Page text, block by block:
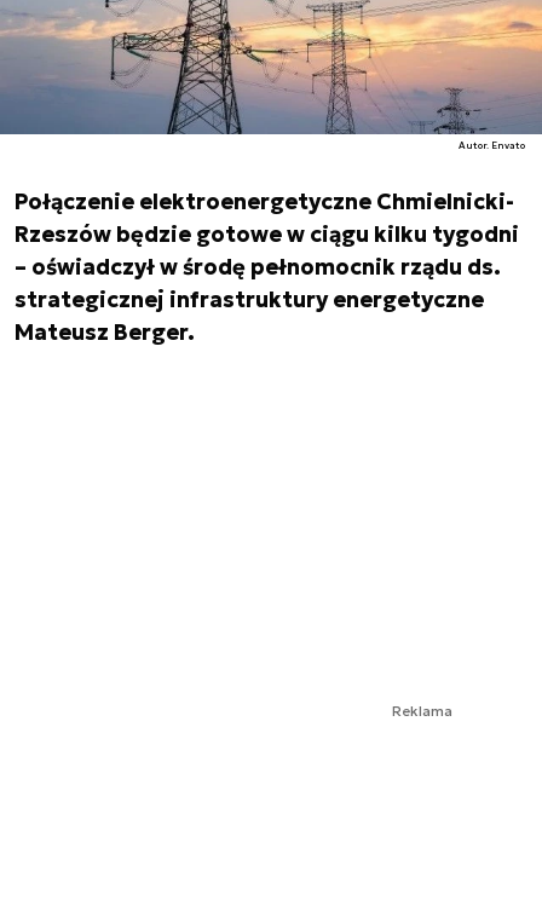
Autor. Envato
Połączenie elektroenergetyczne Chmielnicki-
Rzeszów będzie gotowe w ciągu kilku tygodni
– oświadczył w środę pełnomocnik rządu ds.
strategicznej infrastruktury energetyczne
Mateusz Berger.
Reklama